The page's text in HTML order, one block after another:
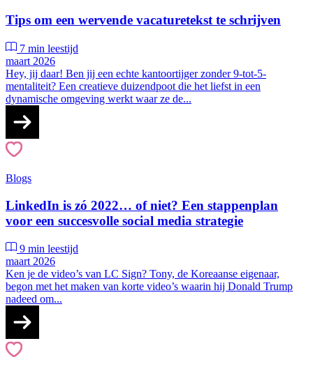
Tips om een wervende vacaturetekst te schrijven
7 min leestijd
maart 2026
Hey, jij daar! Ben jij een echte kantoortijger zonder 9-tot-5-
mentaliteit? Een creatieve duizendpoot die het liefst in een
dynamische omgeving werkt waar ze de...
Blogs
LinkedIn is zó 2022… of niet? Een stappenplan
voor een succesvolle social media strategie
9 min leestijd
maart 2026
Ken je de video’s van LC Sign? Tony, de Koreaanse eigenaar,
begon met het maken van korte video’s waarin hij Donald Trump
nadeed om...